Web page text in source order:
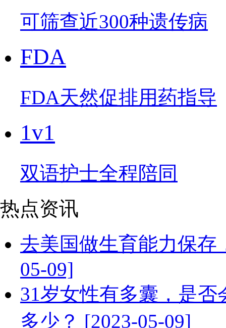
可筛查近300种遗传病
FDA
FDA天然促排用药指导
1v1
双语护士全程陪同
热点资讯
去美国做生育能力保存
05-09]
31岁女性有多囊，是
多少？ [2023-05-09]